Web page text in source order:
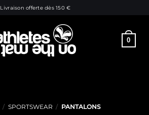
Livraison offerte dès 150 €
0
/ SPORTSWEAR / PANTALONS